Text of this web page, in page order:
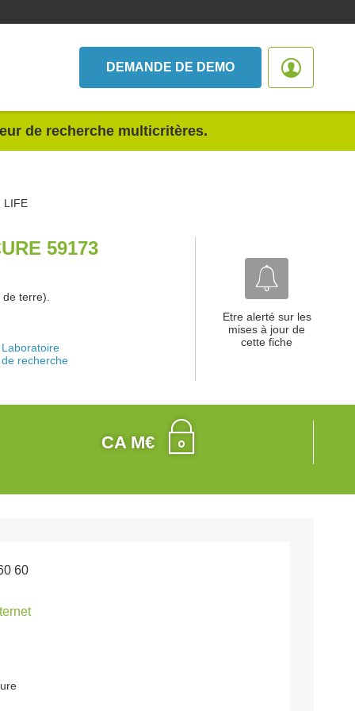
DEMANDE DE DEMO
de recherche multicritères.
LIFE
59173
terre).
Laboratoire
de recherche
Etre alerté sur les
mises à jour de
cette fiche
CA M€
60